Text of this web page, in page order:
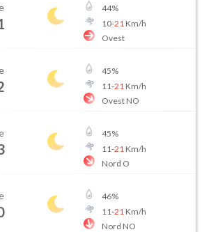
44%
10-21 Km/h
Ovest
45%
11-21 Km/h
Ovest NO
45%
11-21 Km/h
Nord O
46%
11-21 Km/h
Nord NO